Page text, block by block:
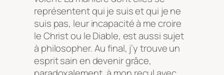
représentent qui je suis et qui je ne
suis pas, leur incapacité à me croire
le Christ ou le Diable, est aussi sujet
à philosopher. Au final, j’y trouve un
esprit sain en devenir grâce,